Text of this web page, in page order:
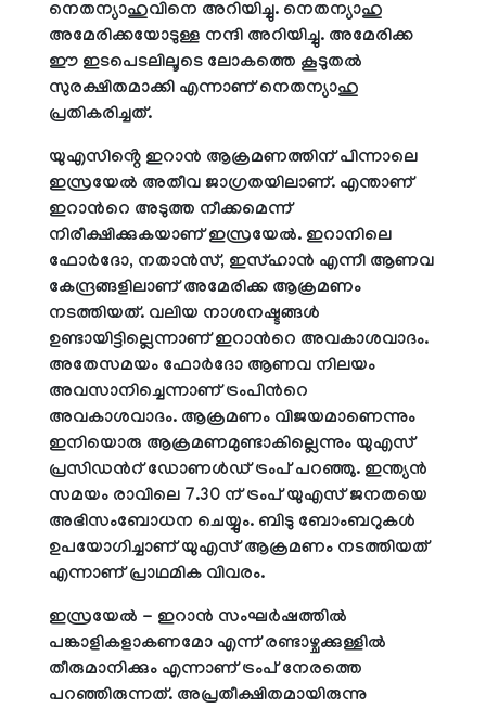
നെതന്യാഹുവിനെ അറിയിച്ചു. നെതന്യാഹു
അമേരിക്കയോടുള്ള നന്ദി അറിയിച്ചു. അമേരിക്ക
ഈ ഇടപെടലിലൂടെ ലോകത്തെ കൂടുതൽ
സുരക്ഷിതമാക്കി എന്നാണ് നെതന്യാഹു
പ്രതികരിച്ചത്.
യുഎസിൻ്റെ ഇറാൻ ആക്രമണത്തിന് പിന്നാലെ
ഇസ്രയേൽ അതീവ ജാഗ്രതയിലാണ്. എന്താണ്
ഇറാന്‍റെ അടുത്ത നീക്കമെന്ന്
നിരീക്ഷിക്കുകയാണ് ഇസ്രയേൽ. ഇറാനിലെ
ഫോർദോ, നതാൻസ്, ഇസ്ഹാൻ എന്നീ ആണവ
കേന്ദ്രങ്ങളിലാണ് അമേരിക്ക ആക്രമണം
നടത്തിയത്. വലിയ നാശനഷ്ടങ്ങൾ
ഉണ്ടായിട്ടില്ലെന്നാണ് ഇറാന്‍റെ അവകാശവാദം.
അതേസമയം ഫോർദോ ആണവ നിലയം
അവസാനിച്ചെന്നാണ് ട്രംപിന്‍റെ
അവകാശവാദം. ആക്രമണം വിജയമാണെന്നും
ഇനിയൊരു ആക്രമണമുണ്ടാകില്ലെന്നും യുഎസ്
പ്രസിഡന്‍റ് ഡോണൾഡ് ട്രംപ് പറഞ്ഞു. ഇന്ത്യൻ
സമയം രാവിലെ 7.30 ന് ട്രംപ് യുഎസ് ജനതയെ
അഭിസംബോധന ചെയ്യും. ബിടു ബോംബറുകൾ
ഉപയോഗിച്ചാണ് യുഎസ് ആക്രമണം നടത്തിയത്
എന്നാണ് പ്രാഥമിക വിവരം.
ഇസ്രയേൽ - ഇറാൻ സംഘർഷത്തിൽ
പങ്കാളികളാകണമോ എന്ന് രണ്ടാഴ്ചക്കുള്ളിൽ
തീരുമാനിക്കും എന്നാണ് ട്രംപ് നേരത്തെ
പറഞ്ഞിരുന്നത്. അപ്രതീക്ഷിതമായിരുന്നു